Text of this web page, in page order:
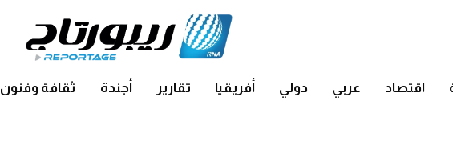
اقتصاد عربي دولي أفريقيا تقارير أجندة ثقافة وفنون